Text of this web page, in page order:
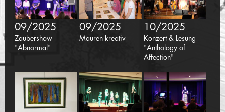
09/2025
Zaubershow
"Abnormal"
09/2025
Mauren kreativ
10/2025
Konzert & Lesung
"Anthology of
Affection"